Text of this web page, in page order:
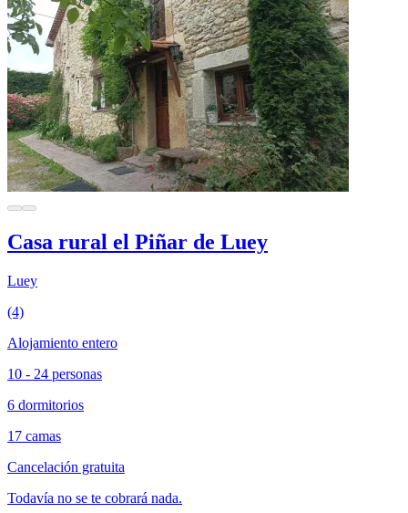
Casa rural el Piñar de Luey
Luey
(4)
Alojamiento entero
10 - 24 personas
6 dormitorios
17 camas
Cancelación gratuita
Todavía no se te cobrará nada.